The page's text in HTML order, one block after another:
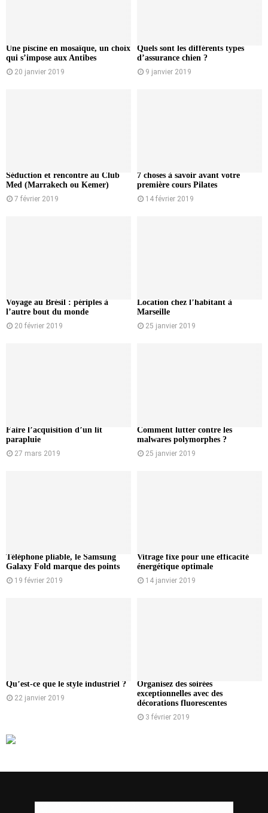
Une piscine en mosaïque, un choix
qui s’impose aux Antibes
20 janvier 2019
Quels sont les différents types
d’assurance chien ?
9 janvier 2019
Séduction et rencontre au Club
Med (Marrakech ou Kemer)
7 février 2019
7 choses à savoir avant votre
première cours Pilates
14 février 2019
Voyage au Brésil : périples à
l’autre bout du monde
20 février 2019
Location chez l’habitant à
Marseille
25 janvier 2019
Faire l’acquisition d’un lit
parapluie
27 mars 2019
Comment lutter contre les
malwares polymorphes ?
25 janvier 2019
Téléphone pliable, le Samsung
Galaxy Fold marque des points
19 février 2019
Vitrage fixe pour une efficacité
énergétique optimale
14 janvier 2019
Qu’est-ce que le style industriel ?
22 janvier 2019
Organisez des soirées
exceptionnelles avec des
décorations fluorescentes
3 février 2019